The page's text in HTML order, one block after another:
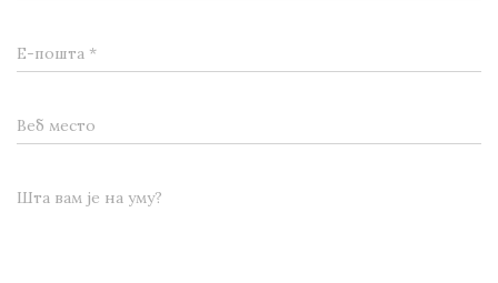
Е-пошта *
Веб место
Шта вам је на уму?